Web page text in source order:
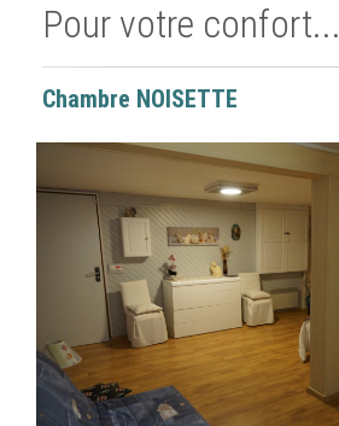
Pour votre confort...
Chambre NOISETTE